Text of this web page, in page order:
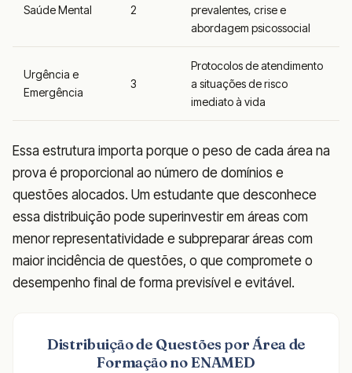
Saúde Mental 2
prevalentes, crise e
abordagem psicossocial
Urgência e
Emergência
3
Protocolos de atendimento
a situações de risco
imediato à vida
Essa estrutura importa porque o peso de cada área na
prova é proporcional ao número de domínios e
questões alocados. Um estudante que desconhece
essa distribuição pode superinvestir em áreas com
menor representatividade e subpreparar áreas com
maior incidência de questões, o que compromete o
desempenho final de forma previsível e evitável.
Distribuição de Questões por Área de
Formação no ENAMED